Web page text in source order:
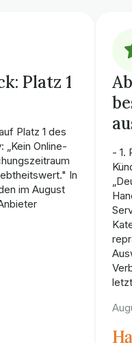
Platz 1
Platz 1 des
Online-
In
im August
- 1.